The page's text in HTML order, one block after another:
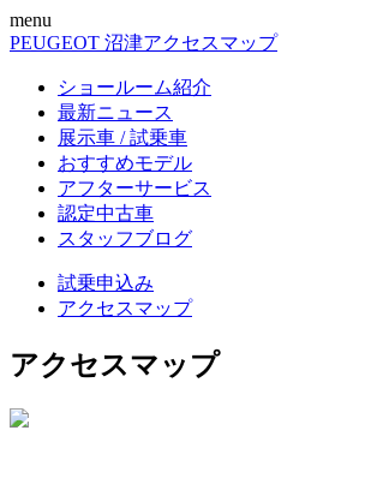
menu
PEUGEOT 沼津アクセスマップ
ショールーム紹介
最新ニュース
展示車 / 試乗車
おすすめモデル
アフターサービス
認定中古車
スタッフブログ
試乗申込み
アクセスマップ
アクセスマップ